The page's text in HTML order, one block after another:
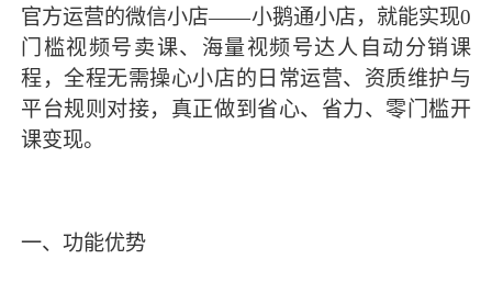
官方运营的微信小店——小鹅通小店，就能实现0
门槛视频号卖课、海量视频号达人自动分销课
程，全程无需操心小店的日常运营、资质维护与
平台规则对接，真正做到省心、省力、零门槛开
课变现。
一、功能优势